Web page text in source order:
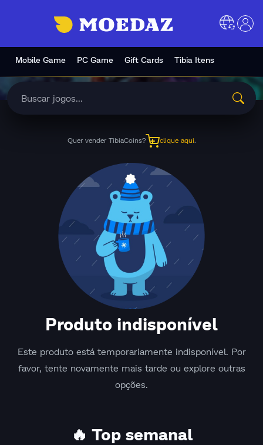
Mobile Game PC Game Gift Cards Tibia Itens
Quer vender TibiaCoins? clique aqui.
Produto indisponível
Este produto está temporariamente indisponível. Por
favor, tente novamente mais tarde ou explore outras
opções.
🔥 Top semanal